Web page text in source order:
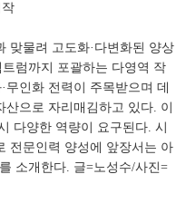
맞물려 고도화·다변화된 양상
럼까지 포괄하는 다영역 작
인화 전력이 주목받으며 데
으로 자리매김하고 있다. 이
다양한 역량이 요구된다. 시
전문인력 양성에 앞장서는 아
소개한다. 글=노성수/사진=